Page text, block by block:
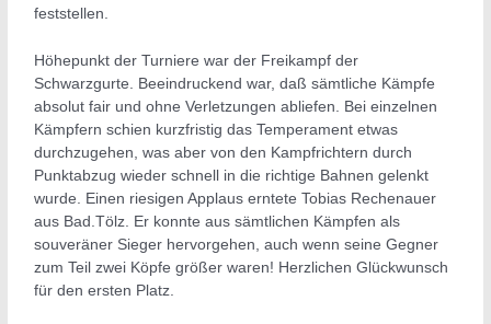
feststellen.
Höhepunkt der Turniere war der Freikampf der
Schwarzgurte. Beeindruckend war, daß sämtliche Kämpfe
absolut fair und ohne Verletzungen abliefen. Bei einzelnen
Kämpfern schien kurzfristig das Temperament etwas
durchzugehen, was aber von den Kampfrichtern durch
Punktabzug wieder schnell in die richtige Bahnen gelenkt
wurde. Einen riesigen Applaus erntete Tobias Rechenauer
aus Bad.Tölz. Er konnte aus sämtlichen Kämpfen als
souveräner Sieger hervorgehen, auch wenn seine Gegner
zum Teil zwei Köpfe größer waren! Herzlichen Glückwunsch
für den ersten Platz.